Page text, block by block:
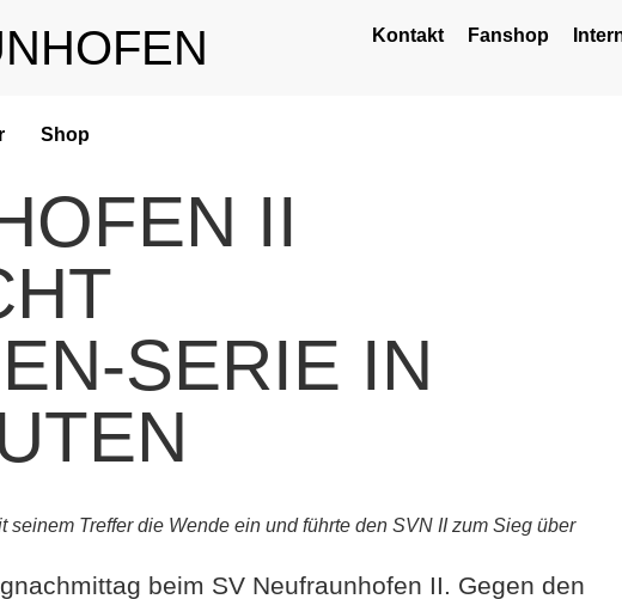
Kontakt Fanshop
Shop
II
SERIE IN
Treffer die Wende ein und führte den SVN II zum Sieg über
beim SV Neufraunhofen II. Gegen den